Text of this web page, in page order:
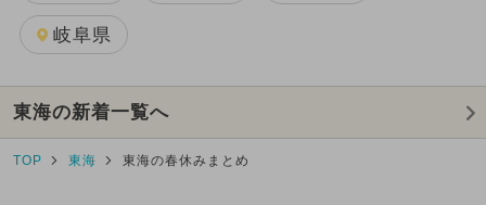
岐阜県
東海の新着一覧へ
TOP 東海 東海の春休みまとめ